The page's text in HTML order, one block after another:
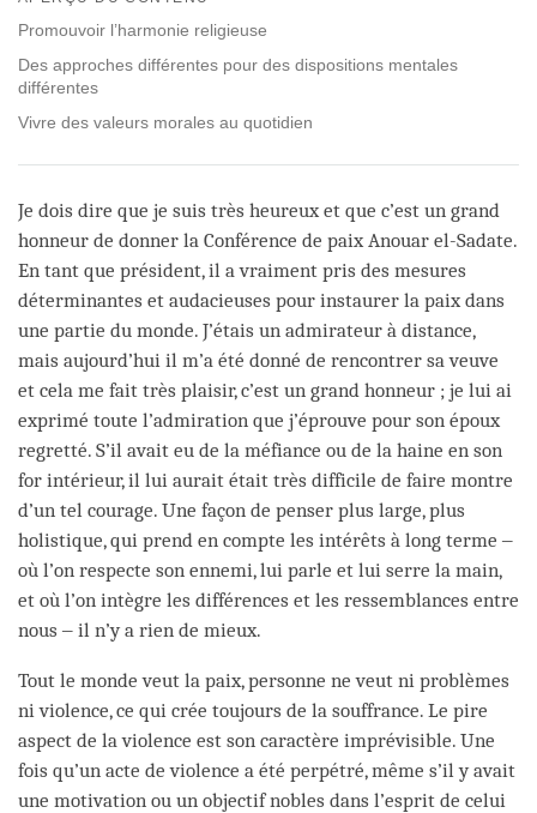
facebook
Promouvoir l’harmonie religieuse
Des approches différentes pour des dispositions mentales
différentes
Vivre des valeurs morales au quotidien
Je dois dire que je suis très heureux et que c’est un grand
honneur de donner la Conférence de paix Anouar el-Sadate.
En tant que président, il a vraiment pris des mesures
déterminantes et audacieuses pour instaurer la paix dans
une partie du monde. J’étais un admirateur à distance,
mais aujourd’hui il m’a été donné de rencontrer sa veuve
et cela me fait très plaisir, c’est un grand honneur ; je lui ai
exprimé toute l’admiration que j’éprouve pour son époux
regretté. S’il avait eu de la méfiance ou de la haine en son
for intérieur, il lui aurait était très difficile de faire montre
d’un tel courage. Une façon de penser plus large, plus
holistique, qui prend en compte les intérêts à long terme ‒
où l’on respecte son ennemi, lui parle et lui serre la main,
et où l’on intègre les différences et les ressemblances entre
nous ‒ il n’y a rien de mieux.
Tout le monde veut la paix, personne ne veut ni problèmes
ni violence, ce qui crée toujours de la souffrance. Le pire
aspect de la violence est son caractère imprévisible. Une
fois qu’un acte de violence a été perpétré, même s’il y avait
une motivation ou un objectif nobles dans l’esprit de celui